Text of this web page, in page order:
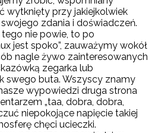
wytknięty przy jakiejkolwiek
zdania i doświadczeń.
tego nie powie, to po
jest spoko”, zauważymy wokół
nagle żywo zainteresowanych
zegarka lub
swego buta. Wszyscy znamy
wypowiedzi druga strona
„taa, dobra, dobra,
niepokojące napięcie takiej
chęci ucieczki.